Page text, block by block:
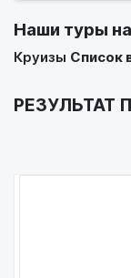
Наши туры
Круизы Список
РЕЗУЛЬТАТ